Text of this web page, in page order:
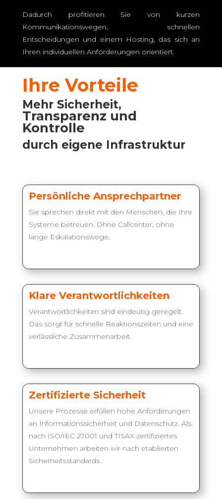
Dadurch profitieren Sie von kurzen
Kommunikationswegen, schnellen
Entscheidungen und einem Hosting, das sich an
Ihren individuellen Anforderungen orientiert.
Ihre Vorteile
Mehr Sicherheit,
Transparenz und
Kontrolle
durch eigene Infrastruktur
Persönliche Ansprechpartner
Sie sprechen direkt mit den Menschen, die Ihre
Systeme betreuen. Ohne Callcenter, ohne
lange Eskalationswege.
Klare Verantwortlichkeiten
Verantwortlichkeiten sind eindeutig geregelt.
Das sorgt für schnelle Reaktionszeiten und eine
verlässliche Zusammenarbeit.
Zertifizierte Sicherheit
Unsere Prozesse erfüllen hohe Anforderungen
an Informationssicherheit und Datenschutz. Als
nach ISO/IEC 27001 und TISAX zertifiziertes
Unternehmen arbeiten wir nach etablierten
Sicherheitsstandards..